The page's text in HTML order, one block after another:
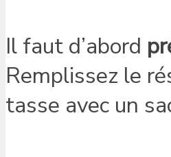
Il faut d’abord
Remplissez le
tasse avec un